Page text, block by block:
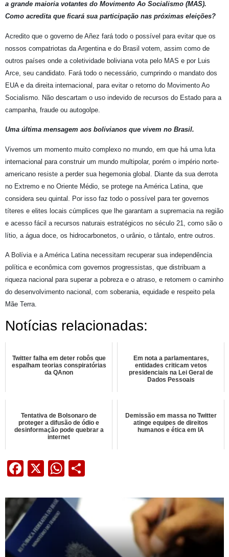
a grande maioria votantes do Movimento Ao Socialismo (MAS).
Como acredita que ficará sua participação nas próximas eleições?
Acredito que o governo de Añez fará todo o possível para evitar que os
nossos compatriotas da Argentina e do Brasil votem, assim como de
outros países onde a coletividade boliviana vota pelo MAS e por Luis
Arce, seu candidato. Fará todo o necessário, cumprindo o mandato dos
EUA e da direita internacional, para evitar o retorno do Movimento Ao
Socialismo. Não descartam o uso indevido de recursos do Estado para a
campanha, fraude ou autogolpe.
Uma última mensagem aos bolivianos que vivem no Brasil.
Vivemos um momento muito complexo no mundo, em que há uma luta
internacional para construir um mundo multipolar, porém o império norte-
americano resiste a perder sua hegemonia global. Diante da sua derrota
no Extremo e no Oriente Médio, se protege na América Latina, que
considera seu quintal. Por isso faz todo o possível para ter governos
títeres e elites locais cúmplices que lhe garantam a supremacia na região
e acesso fácil a recursos naturais estratégicos no século 21, como são o
lítio, a água doce, os hidrocarbonetos, o urânio, o tântalo, entre outros.
A Bolívia e a América Latina necessitam recuperar sua independência
política e econômica com governos progressistas, que distribuam a
riqueza nacional para superar a pobreza e o atraso, e retomem o caminho
do desenvolvimento nacional, com soberania, equidade e respeito pela
Mãe Terra.
Notícias relacionadas:
Twitter falha em deter robôs que
espalham teorias conspiratórias
da QAnon
Em nota a parlamentares,
entidades criticam vetos
presidenciais na Lei Geral de
Dados Pessoais
Tentativa de Bolsonaro de
proteger a difusão de ódio e
desinformação pode quebrar a
internet
Demissão em massa no Twitter
atinge equipes de direitos
humanos e ética em IA
Facebook
X WhatsApp